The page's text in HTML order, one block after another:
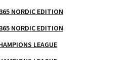
NORDIC EDITION
NORDIC EDITION
LEAGUE